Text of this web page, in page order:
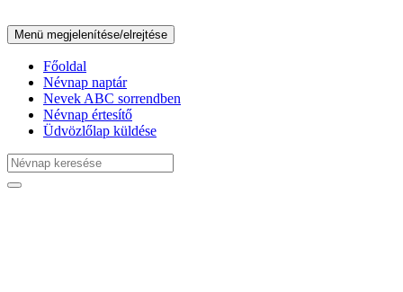
Menü megjelenítése/elrejtése
Főoldal
Névnap naptár
Nevek ABC sorrendben
Névnap értesítő
Üdvözlőlap küldése